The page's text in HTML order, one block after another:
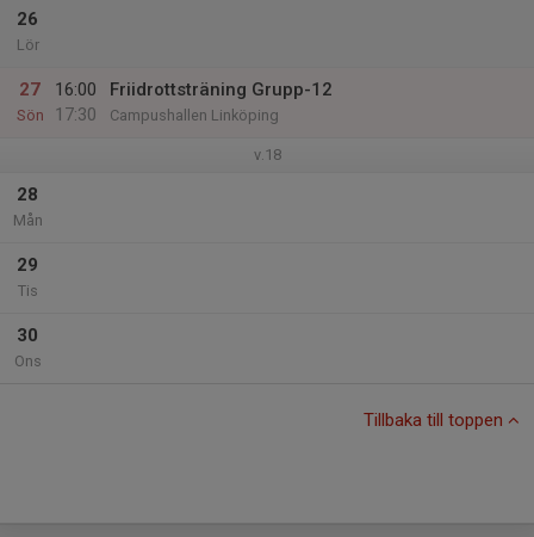
26
Lör
27
Sön
16:00
17:30
Friidrottsträning Grupp-12
Campushallen Linköping
v.18
28
Mån
29
Tis
30
Ons
Tillbaka till toppen